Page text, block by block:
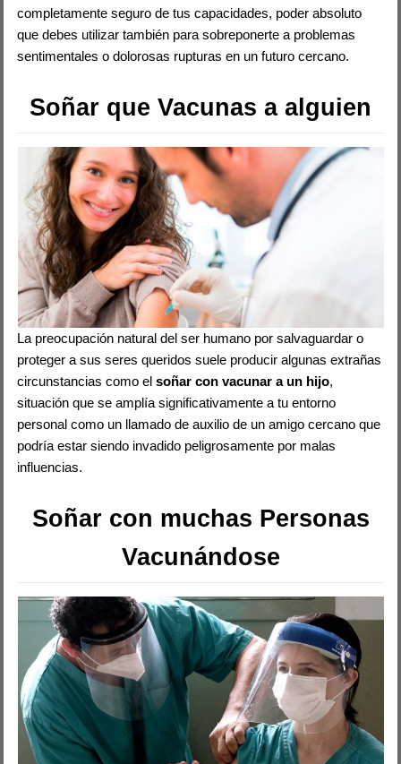
completamente seguro de tus capacidades, poder absoluto
que debes utilizar también para sobreponerte a problemas
sentimentales o dolorosas rupturas en un futuro cercano.
Soñar que Vacunas a alguien
La preocupación natural del ser humano por salvaguardar o
proteger a sus seres queridos suele producir algunas extrañas
circunstancias como elsoñar con vacunar a un hijo,
situación que se amplía significativamente a tu entorno
personal como un llamado de auxilio de un amigo cercano que
podría estar siendo invadido peligrosamente por malas
influencias.
Soñar con muchas Personas
Vacunándose